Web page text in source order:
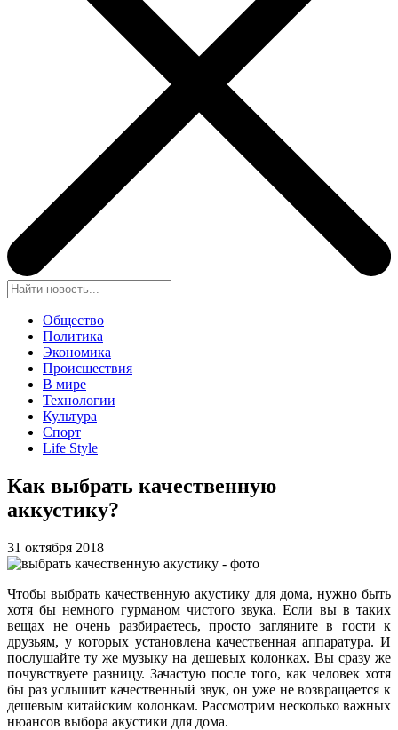
Общество
Политика
Экономика
Происшествия
В мире
Технологии
Культура
Спорт
Life Style
Как выбрать качественную
аккустику?
31 октября 2018
Чтобы выбрать качественную акустику для дома, нужно быть
хотя бы немного гурманом чистого звука. Если вы в таких
вещах не очень разбираетесь, просто загляните в гости к
друзьям, у которых установлена качественная аппаратура. И
послушайте ту же музыку на дешевых колонках. Вы сразу же
почувствуете разницу. Зачастую после того, как человек хотя
бы раз услышит качественный звук, он уже не возвращается к
дешевым китайским колонкам. Рассмотрим несколько важных
нюансов выбора акустики для дома.